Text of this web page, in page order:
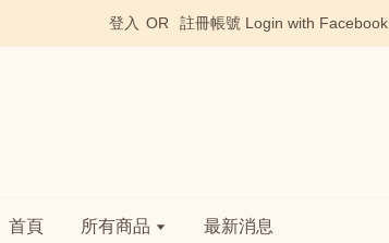
登入 OR 註冊帳號 Login with Facebook
首頁 所有商品 最新消息